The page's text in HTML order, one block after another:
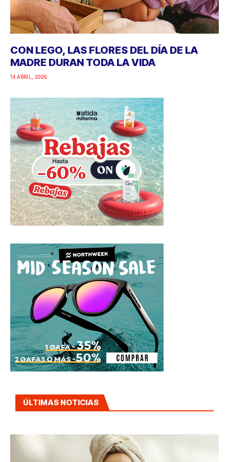
CON LEGO, LAS FLORES DEL DÍA DE LA
MADRE DURAN TODA LA VIDA
14 ABRIL, 2026
ÚLTIMAS NOTICIAS